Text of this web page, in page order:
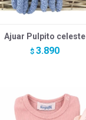
Ajuar Pulpito celeste
$ 3.890